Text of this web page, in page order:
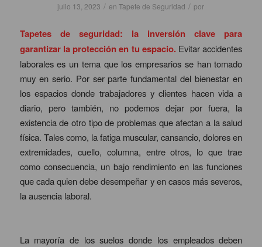
julio 13, 2023 / enTapete de Seguridad / por
Tapetes de seguridad: la inversión clave para
garantizar la protección en tu espacio. Evitar accidentes
laborales es un tema que los empresarios se han tomado
muy en serio. Por ser parte fundamental del bienestar en
los espacios donde trabajadores y clientes hacen vida a
diario, pero también, no podemos dejar por fuera, la
existencia de otro tipo de problemas que afectan a la salud
física. Tales como, la fatiga muscular, cansancio, dolores en
extremidades, cuello, columna, entre otros, lo que trae
como consecuencia, un bajo rendimiento en las funciones
que cada quien debe desempeñar y en casos más severos,
la ausencia laboral.
La mayoría de los suelos donde los empleados deben